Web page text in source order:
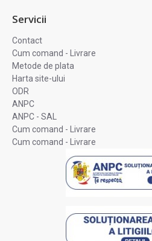
Servicii
Contact
Cum comand - Livrare
Metode de plata
Harta site-ului
ODR
ANPC
ANPC - SAL
Cum comand - Livrare
Cum comand - Livrare